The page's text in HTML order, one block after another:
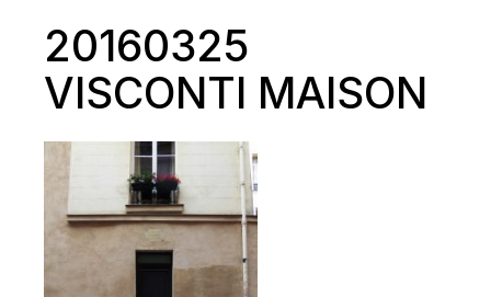
20160325
VISCONTI MAISON